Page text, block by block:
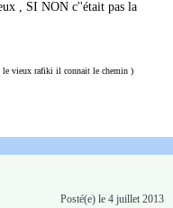
, SI NON c''était pas la
le vieux rafiki il connait le chemin )
Posté(e) le 4 juillet 2013